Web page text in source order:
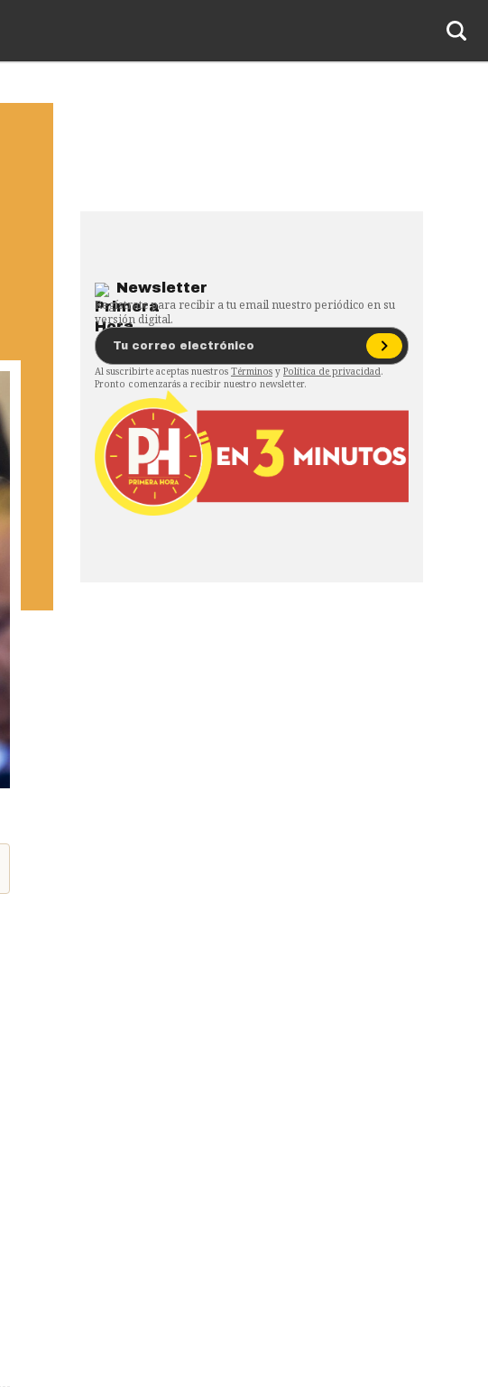
Newsletter
Regístrate para recibir a tu email nuestro periódico en su
versión digital.
Al suscribirte aceptas nuestros Términos y Política de privacidad.
Pronto comenzarás a recibir nuestro newsletter.